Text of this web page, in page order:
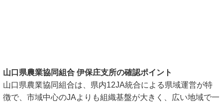
山口県農業協同組合 伊保庄支所の確認ポイント
山口県農業協同組合は、県内12JA統合による県域運営が特
徴で、市域中心のJAよりも組織基盤が大きく、広い地域で一